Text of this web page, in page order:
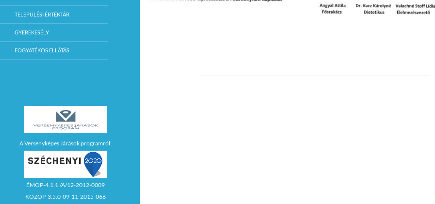
TELEPÜLÉSI ÉRTÉKTÁR
GYEREKESÉLY
FOGYATÉKOS ELLÁTÁS
A Versenyképes Járások programról:
ÉMOP-4.1.1./A/12-2012-0009
KÖZOP-3.5.0-09-11-2015-066